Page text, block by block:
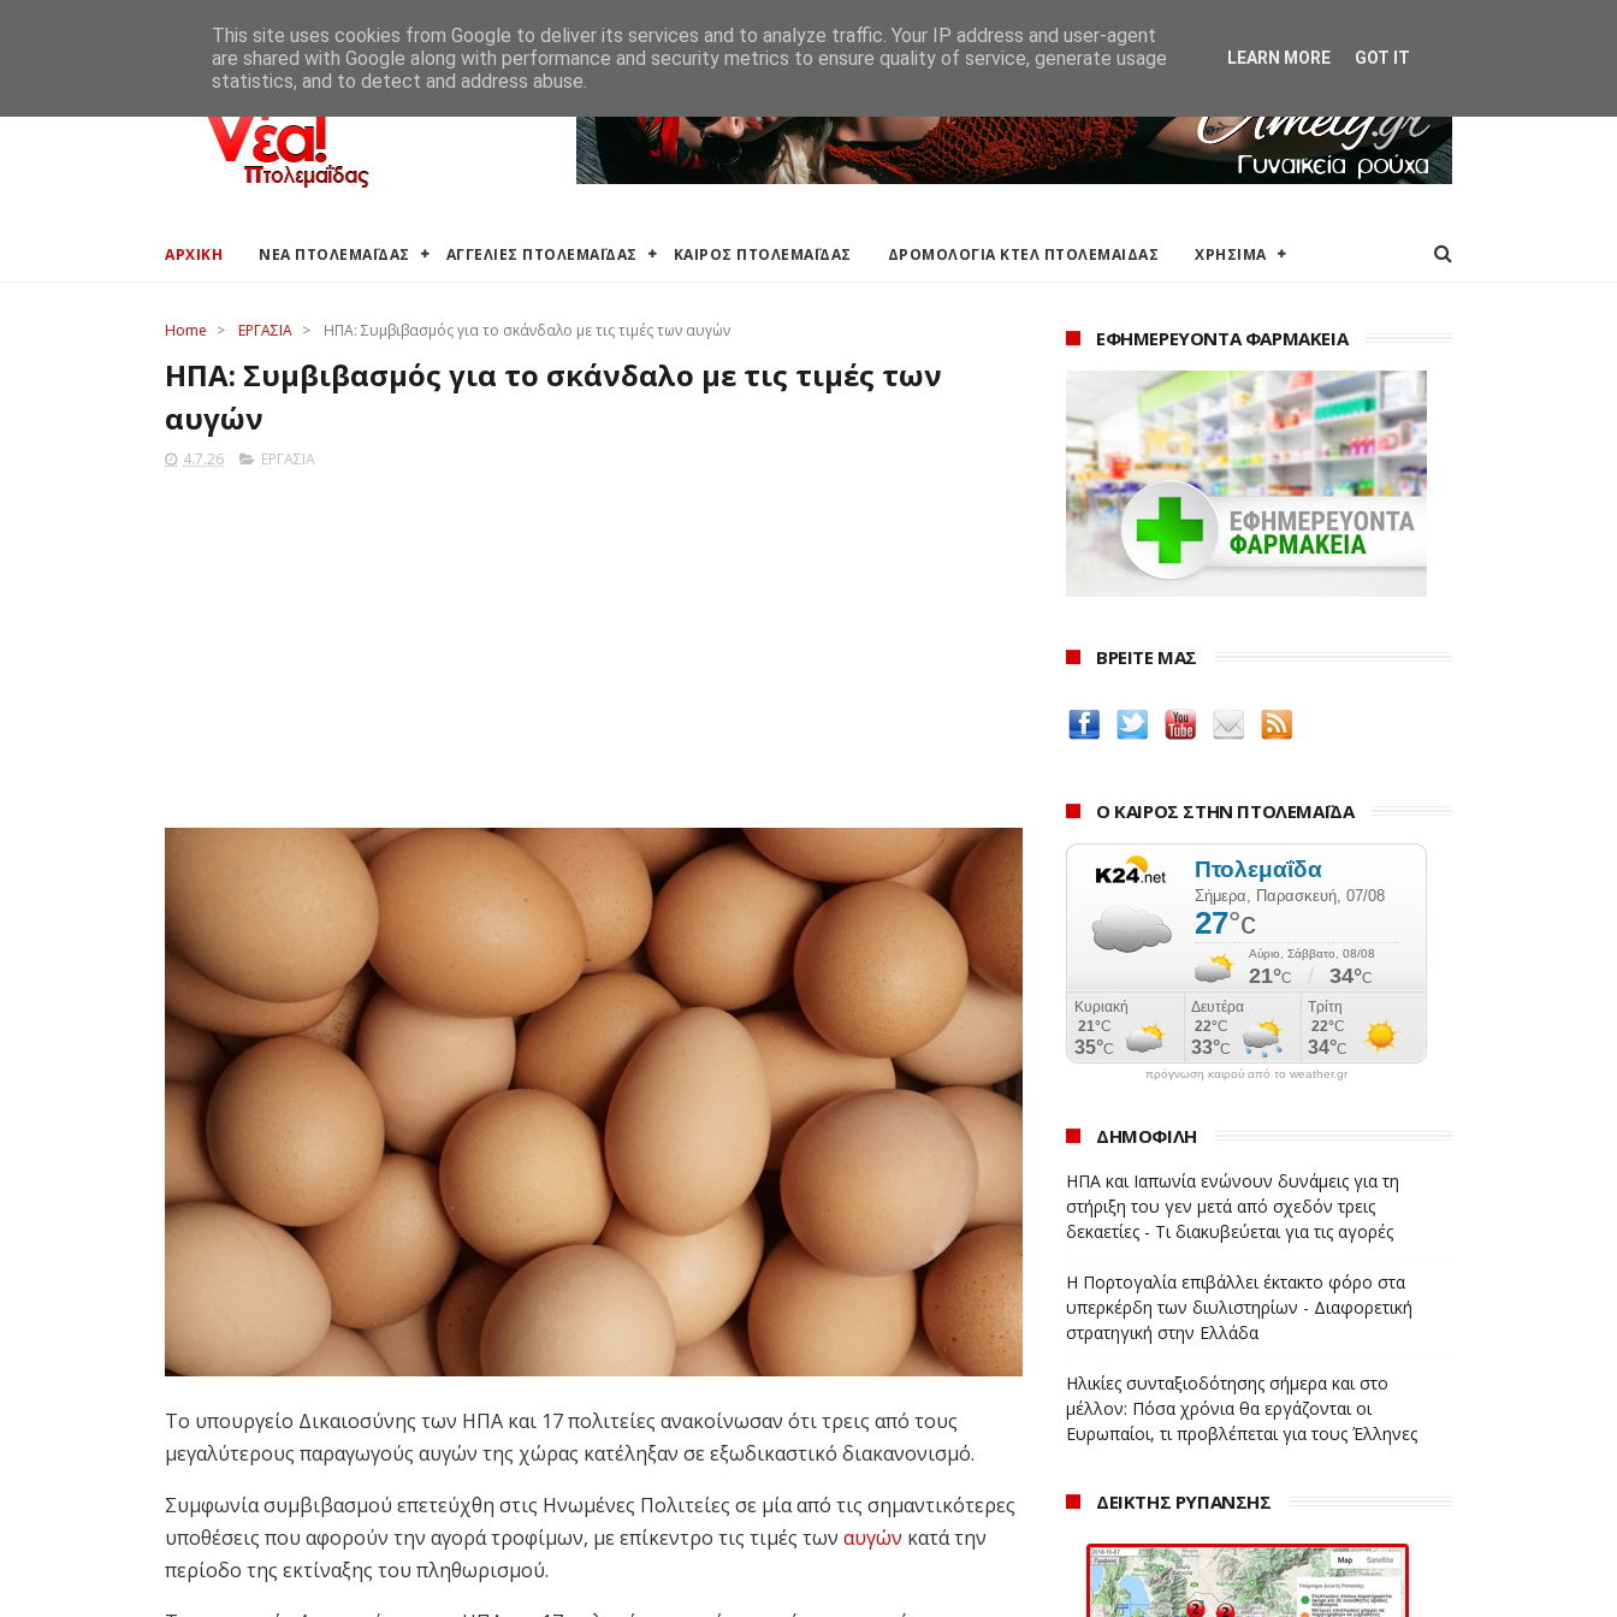
ΑΓΓΕΛΙΕΣ ΠΤΟΛΕΜΑΪΔΑΣ ΔΡΟΜΟΛΟΓΙΑ ΚΤΕΛ ΠΤΟΛΕΜΑΙΔΑΣ
ΑΡΧΙΚΗ ΝΕΑ ΠΤΟΛΕΜΑΪΔΑΣ ΑΓΓΕΛΙΕΣ ΠΤΟΛΕΜΑΪΔΑΣ ΚΑΙΡΟΣ ΠΤΟΛΕΜΑΪΔΑΣ ΔΡΟΜΟΛΟΓΙΑ ΚΤΕΛ ΠΤΟΛΕΜΑΙΔΑΣ ΧΡΗΣΙΜΑ
Home > ΕΡΓΑΣΙΑ > ΗΠΑ: Συμβιβασμός για το σκάνδαλο με τις τιμές των αυγών
ΗΠΑ: Συμβιβασμός για το σκάνδαλο με τις τιμές των
αυγών
4.7.26 ΕΡΓΑΣΙΑ
Το υπουργείο Δικαιοσύνης των ΗΠΑ και 17 πολιτείες ανακοίνωσαν ότι τρεις από τους
μεγαλύτερους παραγωγούς αυγών της χώρας κατέληξαν σε εξωδικαστικό διακανονισμό.
Συμφωνία συμβιβασμού επετεύχθη στις Ηνωμένες Πολιτείες σε μία από τις σημαντικότερες
υποθέσεις που αφορούν την αγορά τροφίμων, με επίκεντρο τις τιμές των αυγών κατά την
περίοδο της εκτίναξης του πληθωρισμού.
ΕΦΗΜΕΡΕΥΟΝΤΑ ΦΑΡΜΑΚΕΙΑ
ΒΡΕΙΤΕ ΜΑΣ
Ο ΚΑΙΡΟΣ ΣΤΗΝ ΠΤΟΛΕΜΑΪΔΑ
πρόγνωση καιρού από το weather.gr
ΔΗΜΟΦΙΛΗ
ΗΠΑ και Ιαπωνία ενώνουν δυνάμεις για τη
στήριξη του γεν μετά από σχεδόν τρεις
δεκαετίες - Τι διακυβεύεται για τις αγορές
Η Πορτογαλία επιβάλλει έκτακτο φόρο στα
υπερκέρδη των διυλιστηρίων - Διαφορετική
στρατηγική στην Ελλάδα
Ηλικίες συνταξιοδότησης σήμερα και στο
μέλλον: Πόσα χρόνια θα εργάζονται οι
Ευρωπαίοι, τι προβλέπεται για τους Έλληνες
ΔΕΙΚΤΗΣ ΡΥΠΑΝΣΗΣ
This site uses cookies from Google to deliver its services and to analyze traffic. Your IP address and user-agent
are shared with Google along with performance and security metrics to ensure quality of service, generate usage
statistics, and to detect and address abuse.
LEARN MORE GOT IT